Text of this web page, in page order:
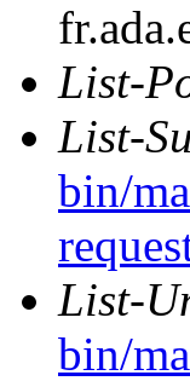
List-
List-
bin/
List-
bin/